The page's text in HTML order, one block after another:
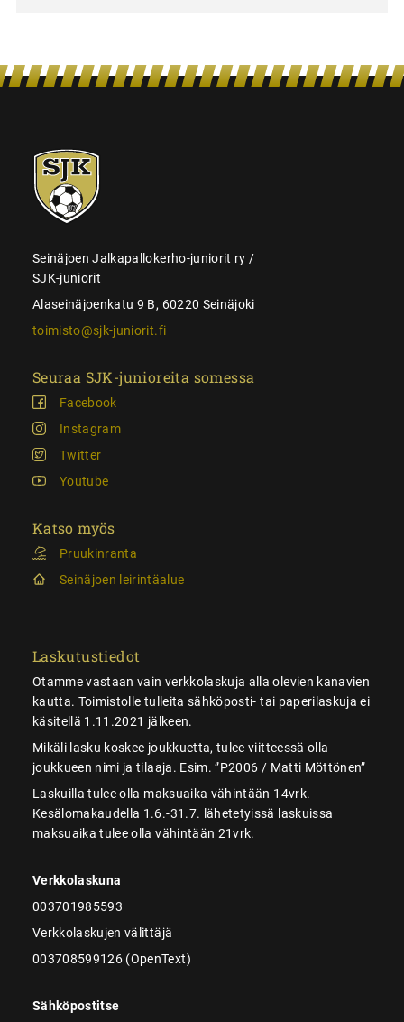
SJK-
juniorit
Seinäjoen Jalkapallokerho-juniorit ry /
SJK-juniorit
Alaseinäjoenkatu 9 B, 60220 Seinäjoki
toimisto@sjk-juniorit.fi
Seuraa SJK-junioreita somessa
Facebook
Instagram
Twitter
Youtube
Katso myös
Pruukinranta
Seinäjoen leirintäalue
Laskutustiedot
Otamme vastaan vain verkkolaskuja alla olevien kanavien
kautta. Toimistolle tulleita sähköposti- tai paperilaskuja ei
käsitellä 1.11.2021 jälkeen.
Mikäli lasku koskee joukkuetta, tulee viitteessä olla
joukkueen nimi ja tilaaja. Esim. ”P2006 / Matti Möttönen”
Laskuilla tulee olla maksuaika vähintään 14vrk.
Kesälomakaudella 1.6.-31.7. lähetetyissä laskuissa
maksuaika tulee olla vähintään 21vrk.
Verkkolaskuna
003701985593
Verkkolaskujen välittäjä
003708599126 (OpenText)
Sähköpostitse